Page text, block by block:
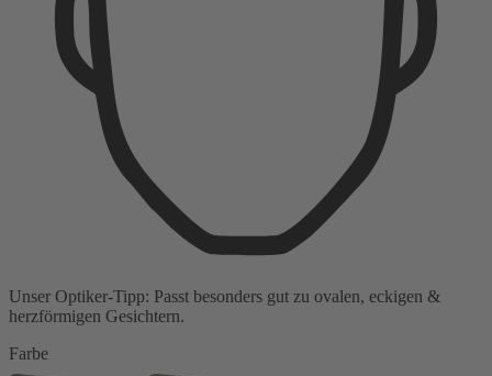
Unser Optiker-Tipp: Passt besonders gut zu ovalen, eckigen &
herzförmigen Gesichtern.
Farbe